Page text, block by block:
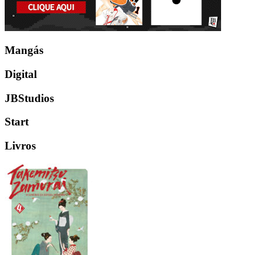
Mangás
Digital
JBStudios
Start
Livros